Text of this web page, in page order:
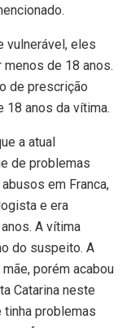
vulnerável, eles
de 18 anos.
de prescrição
18 anos da vítima.
a atual
de problemas
em Franca,
e era
A vítima
do suspeito. A
porém acabou
Catarina neste
tinha problemas